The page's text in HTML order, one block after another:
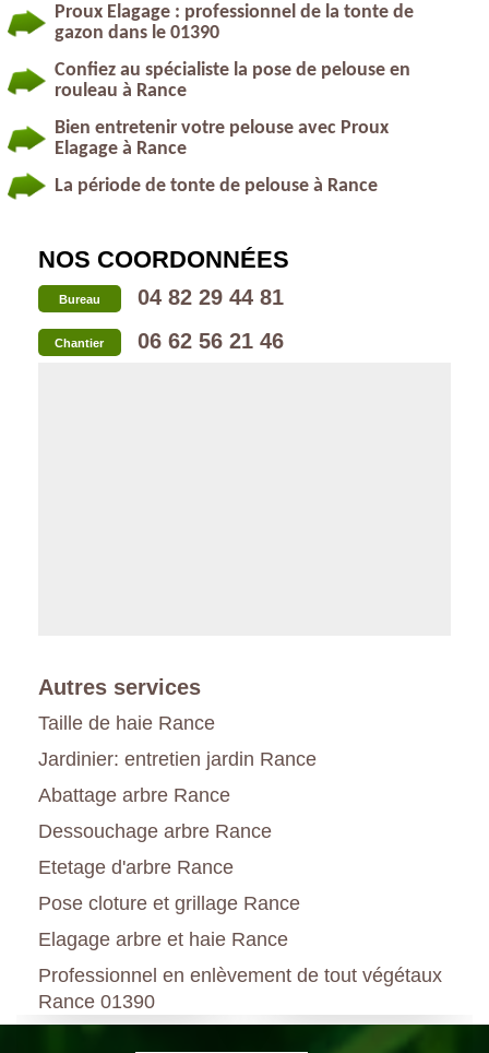
Proux Elagage : professionnel de la tonte de
gazon dans le 01390
Confiez au spécialiste la pose de pelouse en
rouleau à Rance
Bien entretenir votre pelouse avec Proux
Elagage à Rance
La période de tonte de pelouse à Rance
NOS COORDONNÉES
Bureau 04 82 29 44 81
Chantier 06 62 56 21 46
Autres services
Taille de haie Rance
Jardinier: entretien jardin Rance
Abattage arbre Rance
Dessouchage arbre Rance
Etetage d'arbre Rance
Pose cloture et grillage Rance
Elagage arbre et haie Rance
Professionnel en enlèvement de tout végétaux
Rance 01390